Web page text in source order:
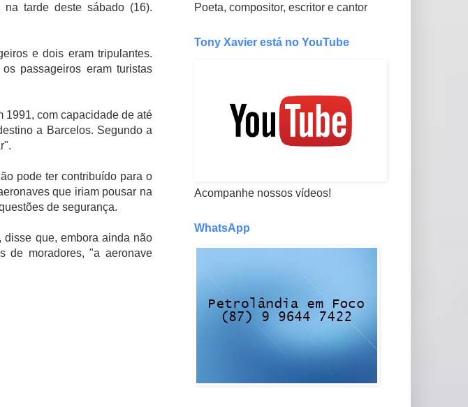
tarde deste sábado (16).
e dois eram tripulantes.
passageiros eram turistas
1991, com capacidade de até
a Barcelos. Segundo a
pode ter contribuído para o
que iriam pousar na
de segurança.
que, embora ainda não
de moradores, "a aeronave
Poeta, compositor, escritor e cantor
Tony Xavier está no YouTube
Acompanhe nossos vídeos!
WhatsApp